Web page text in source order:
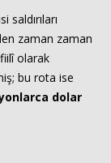
saldırıları
zaman zaman
olarak
bu rota ise
dolar